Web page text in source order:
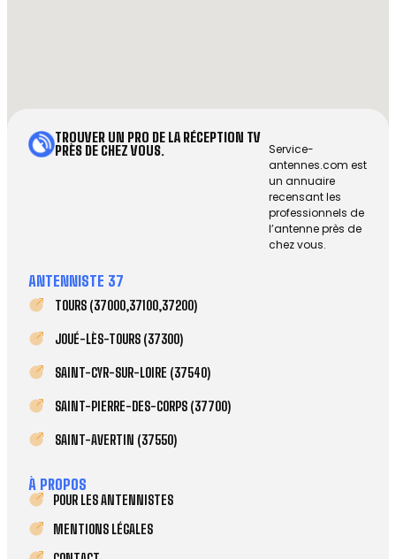
TROUVER UN PRO DE LA RÉCEPTION TV
PRÈS DE CHEZ VOUS.
Service-
antennes.com est
un annuaire
recensant les
professionnels de
l’antenne près de
chez vous.
ANTENNISTE 37
TOURS (37000,37100,37200)
JOUÉ-LÈS-TOURS (37300)
SAINT-CYR-SUR-LOIRE (37540)
SAINT-PIERRE-DES-CORPS (37700)
SAINT-AVERTIN (37550)
À PROPOS
POUR LES ANTENNISTES
MENTIONS LÉGALES